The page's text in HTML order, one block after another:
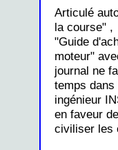
Articulé
la course" ,
"Guide
moteur"
journal ne
temps
ingénieur
en faveur
civiliser les